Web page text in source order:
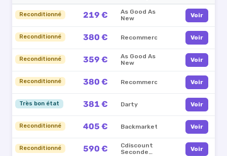
Reconditionné 219 €
As Good As
New
Voir
Reconditionné 380 € Recommerce Voir
Reconditionné 359 €
As Good As
New
Voir
Reconditionné 380 € Recommerce Voir
Très bon état 381 € Darty Voir
Reconditionné 405 € Backmarket Voir
Reconditionné 590 €
Cdiscount
Seconde
Voir